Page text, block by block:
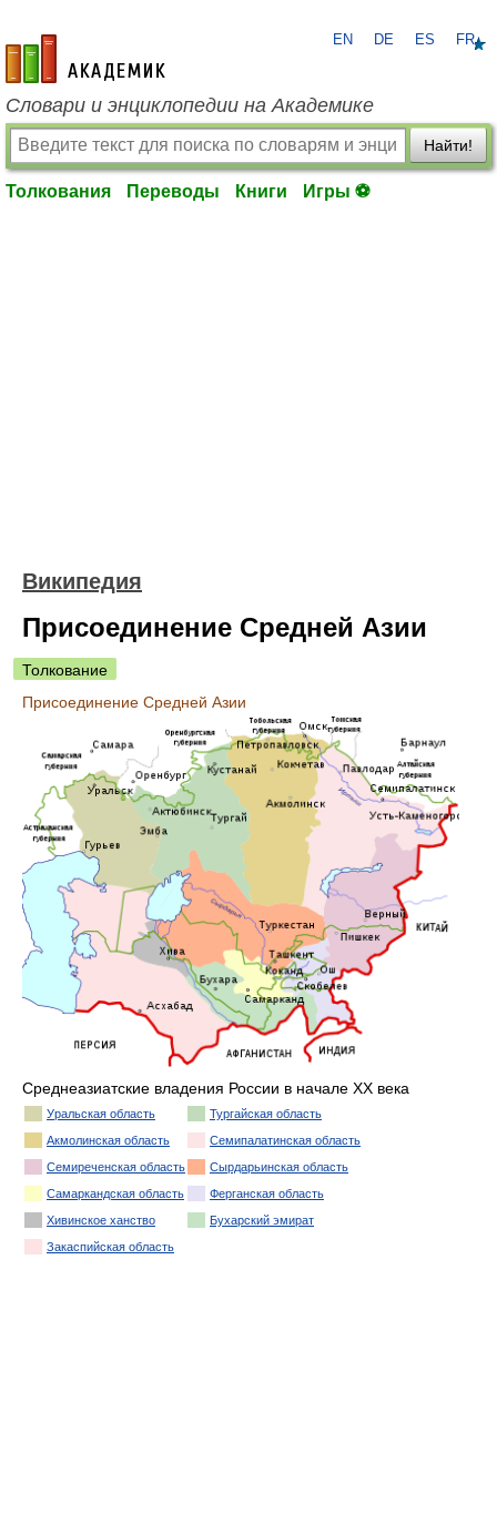
academic.ru
EN DE ES FR
Словари и энциклопедии на Академике
Найти!
Толкования Переводы Книги Игры ⚽
Википедия
Присоединение Средней Азии
Толкование
Присоединение Средней Азии
Среднеазиатские владения России в начале XX века
Уральская область
Тургайская область
Акмолинская область
Семипалатинская область
Семиреченская область
Сырдарьинская область
Самаркандская область
Ферганская область
Хивинское ханство
Бухарский эмират
Закаспийская область